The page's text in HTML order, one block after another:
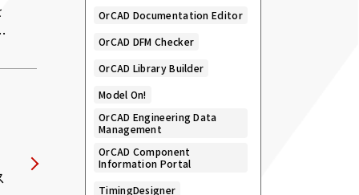
OrCAD Documentation Editor
OrCAD DFM Checker
OrCAD Library Builder
Model On!
OrCAD Engineering Data
Management
OrCAD Component
Information Portal
TimingDesigner